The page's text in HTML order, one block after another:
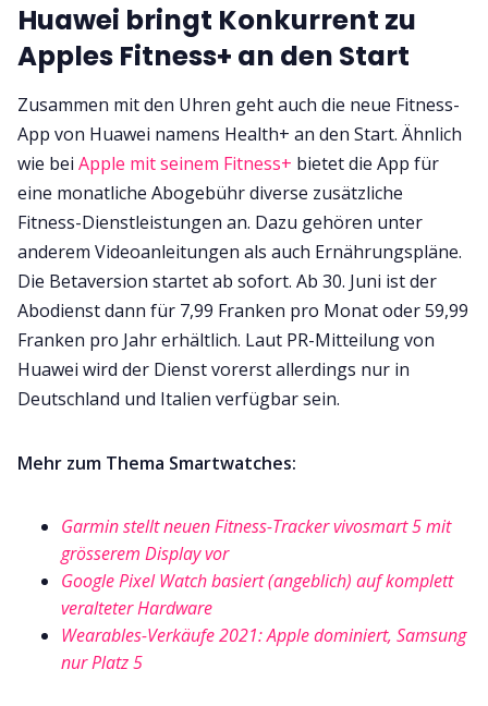
Huawei bringt Konkurrent zu
Apples Fitness+ an den Start
Zusammen mit den Uhren geht auch die neue Fitness-
App von Huawei namens Health+ an den Start. Ähnlich
wie bei Apple mit seinem Fitness+ bietet die App für
eine monatliche Abogebühr diverse zusätzliche
Fitness-Dienstleistungen an. Dazu gehören unter
anderem Videoanleitungen als auch Ernährungspläne.
Die Betaversion startet ab sofort. Ab 30. Juni ist der
Abodienst dann für 7,99 Franken pro Monat oder 59,99
Franken pro Jahr erhältlich. Laut PR-Mitteilung von
Huawei wird der Dienst vorerst allerdings nur in
Deutschland und Italien verfügbar sein.
Mehr zum Thema Smartwatches:
Garmin stellt neuen Fitness-Tracker vivosmart 5 mit
grösserem Display vor
Google Pixel Watch basiert (angeblich) auf komplett
veralteter Hardware
Wearables-Verkäufe 2021: Apple dominiert, Samsung
nur Platz 5